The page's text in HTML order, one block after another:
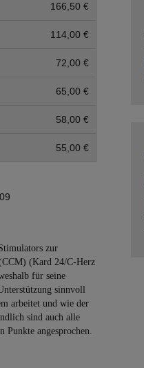
166,50 €
114,00 €
72,00 €
65,00 €
58,00 €
55,00 €
zur
(Kard 24/C-Herz
für seine
sinnvoll
arbeitet und wie der
sind auch alle
Punkte angesprochen.